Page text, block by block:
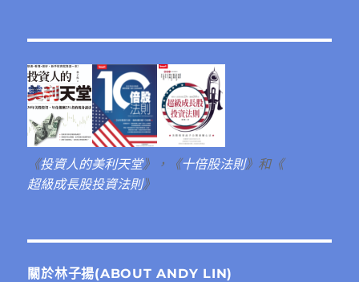
《投資人的美利天堂》，《十倍股法則》和《
超級成長股投資法則》
關於林子揚(ABOUT ANDY LIN)